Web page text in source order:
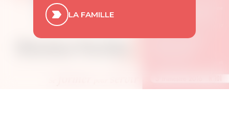
LA FAMILLE